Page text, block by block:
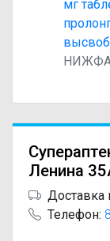
мг
Ленина
Доставка
Телефон: